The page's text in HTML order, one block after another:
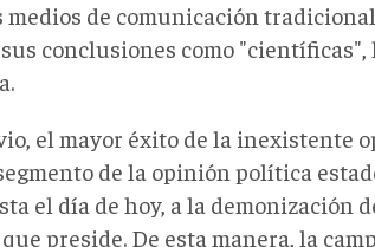
medios de comunicación
conclusiones como
el mayor éxito de la inexistente
de la opinión política
el día de hoy, a la demonización
preside. De esta manera, la